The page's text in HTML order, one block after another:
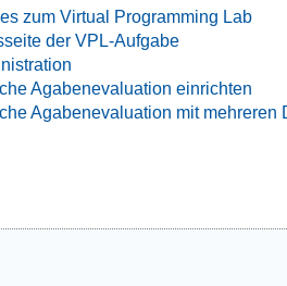
zum Virtual Programming Lab
der VPL-Aufgabe
Agabenevaluation einrichten
Agabenevaluation mit mehreren